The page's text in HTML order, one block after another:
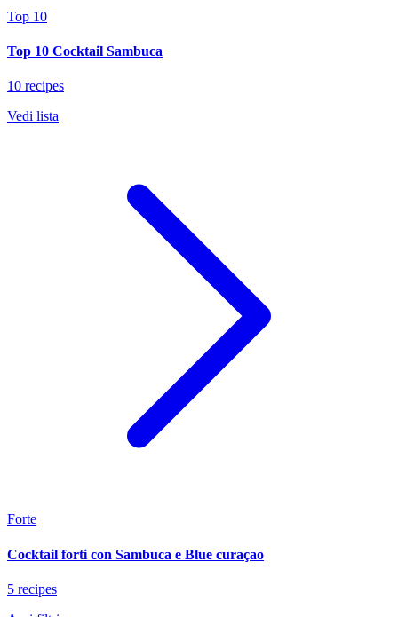
Top 10
Top 10 Cocktail Sambuca
10 recipes
Vedi lista
Forte
Cocktail forti con Sambuca e Blue curaçao
5 recipes